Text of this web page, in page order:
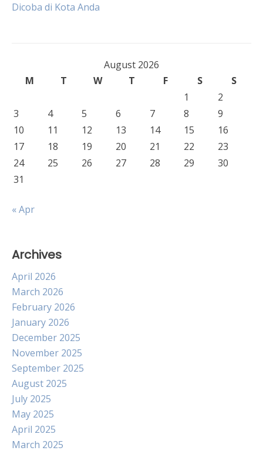
navigation
Dicoba di Kota Anda
August 2026
M
T W T F S
S
1
2
3
4 5 6 7 8
9
10
11 12 13 14 15
16
17
18 19 20 21 22
23
24
25 26 27 28 29
30
31
« Apr
Archives
April 2026
March 2026
February 2026
January 2026
December 2025
November 2025
September 2025
August 2025
July 2025
May 2025
April 2025
March 2025